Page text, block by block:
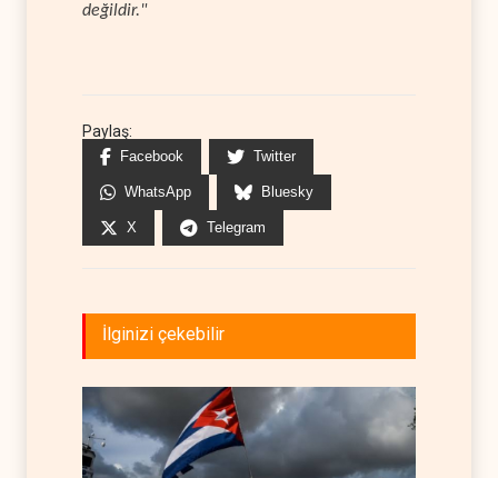
değildir."
Paylaş:
Facebook Twitter
WhatsApp Bluesky
X Telegram
İlginizi çekebilir